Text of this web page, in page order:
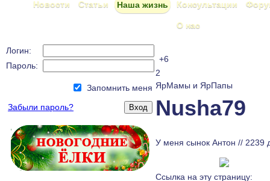
Новости Статьи Наша жизнь Консультации
О нас
Логин:
Пароль:
Запомнить меня
Забыли пароль?
+6
2
ЯрМамы и ЯрПапы
Nusha79
У меня сынок Антон // 2239
Ссылка на эту страницу: